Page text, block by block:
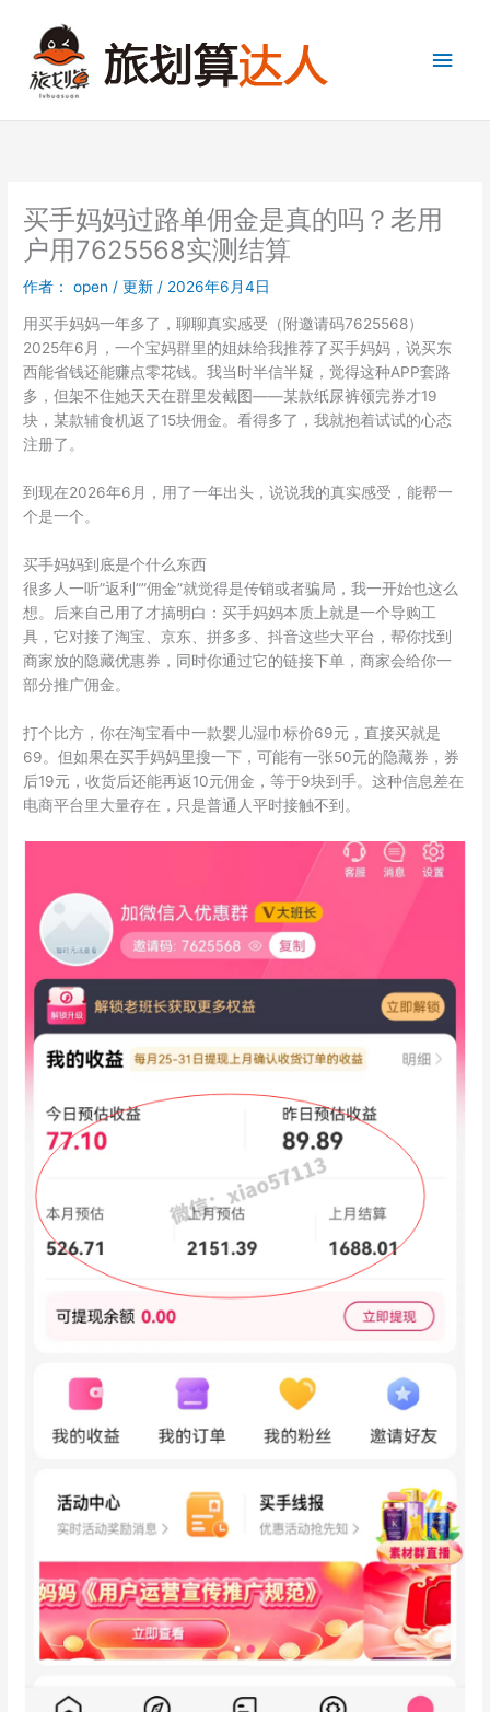
主
买手妈妈过路单佣金是真的吗？老用
户用7625568实测结算
作者： open /更新 / 2026年6月4日
用买手妈妈一年多了，聊聊真实感受（附邀请码7625568）
2025年6月，一个宝妈群里的姐妹给我推荐了买手妈妈，说买东
西能省钱还能赚点零花钱。我当时半信半疑，觉得这种APP套路
多，但架不住她天天在群里发截图——某款纸尿裤领完券才19
块，某款辅食机返了15块佣金。看得多了，我就抱着试试的心态
注册了。
到现在2026年6月，用了一年出头，说说我的真实感受，能帮一
个是一个。
买手妈妈到底是个什么东西
很多人一听”返利””佣金”就觉得是传销或者骗局，我一开始也这么
想。后来自己用了才搞明白：买手妈妈本质上就是一个导购工
具，它对接了淘宝、京东、拼多多、抖音这些大平台，帮你找到
商家放的隐藏优惠券，同时你通过它的链接下单，商家会给你一
部分推广佣金。
打个比方，你在淘宝看中一款婴儿湿巾标价69元，直接买就是
69。但如果在买手妈妈里搜一下，可能有一张50元的隐藏券，券
后19元，收货后还能再返10元佣金，等于9块到手。这种信息差在
电商平台里大量存在，只是普通人平时接触不到。